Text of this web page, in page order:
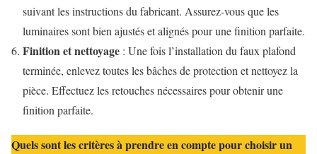
suivant les instructions du fabricant. Assurez-vous que les
luminaires sont bien ajustés et alignés pour une finition parfaite.
Finition et nettoyage : Une fois l’installation du faux plafond
terminée, enlevez toutes les bâches de protection et nettoyez la
pièce. Effectuez les retouches nécessaires pour obtenir une
finition parfaite.
Quels sont les critères à prendre en compte pour choisir un